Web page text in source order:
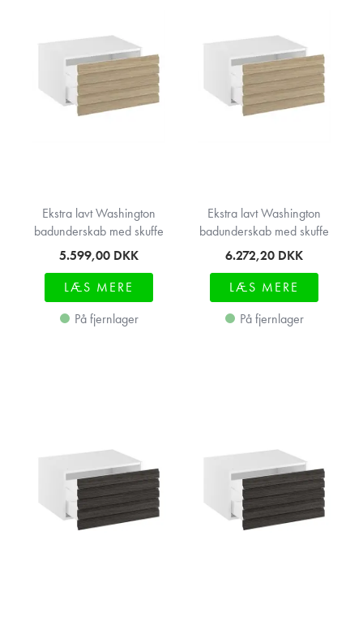
Ekstra lavt Washington
badunderskab med skuffe
5.599,00 DKK
LÆS MERE
På fjernlager
Ekstra lavt Washington
badunderskab med skuffe
6.272,20 DKK
LÆS MERE
På fjernlager